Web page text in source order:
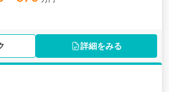
詳細をみる